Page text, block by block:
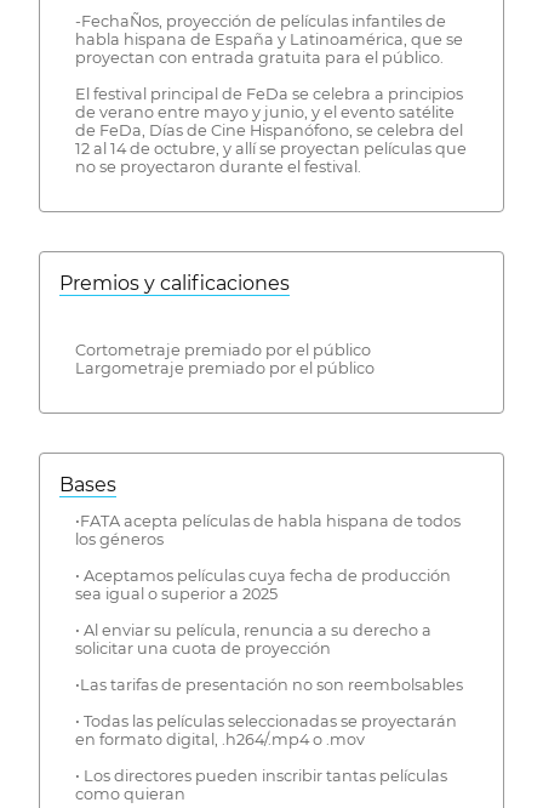
-FechaÑos, proyección de películas infantiles de
habla hispana de España y Latinoamérica, que se
proyectan con entrada gratuita para el público.
El festival principal de FeDa se celebra a principios
de verano entre mayo y junio, y el evento satélite
de FeDa, Días de Cine Hispanófono, se celebra del
12 al 14 de octubre, y allí se proyectan películas que
no se proyectaron durante el festival.
Premios y calificaciones
Cortometraje premiado por el público
Largometraje premiado por el público
Bases
•FATA acepta películas de habla hispana de todos
los géneros
• Aceptamos películas cuya fecha de producción
sea igual o superior a 2025
• Al enviar su película, renuncia a su derecho a
solicitar una cuota de proyección
•Las tarifas de presentación no son reembolsables
• Todas las películas seleccionadas se proyectarán
en formato digital, .h264/.mp4 o .mov
• Los directores pueden inscribir tantas películas
como quieran